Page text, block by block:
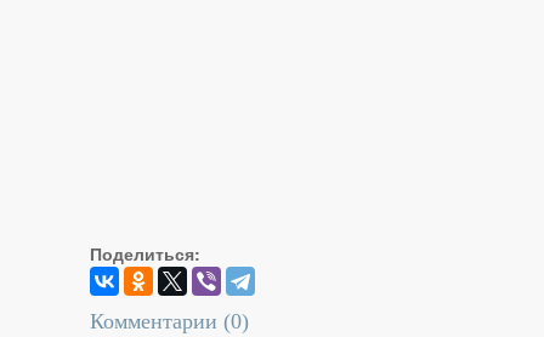
Поделиться:
Комментарии (0)